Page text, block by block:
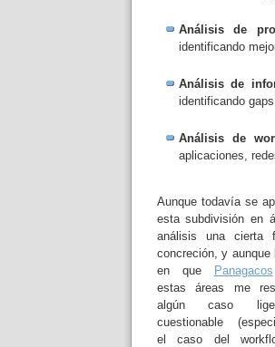
Análisis de
identificando
Análisis de
identificando
Análisis de
aplicaciones,
Aunque todavía se
esta subdivisión en
análisis una cierta
concreción, y aunque
en que
Panagacos
estas áreas me
algún caso
cuestionable
el caso del